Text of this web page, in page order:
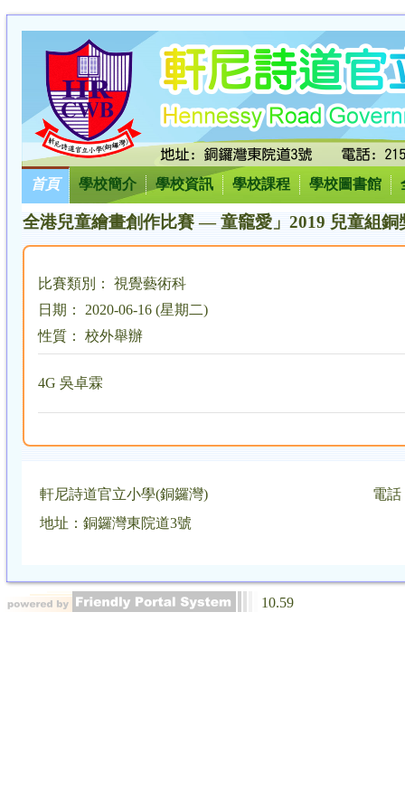
首頁 學校簡介 學校資訊 學校課程 學校圖書館
全港兒童繪畫創作比賽 — 童竉愛」2019 兒童組銅
比賽類別： 視覺藝術科
日期： 2020-06-16 (星期二)
性質： 校外舉辦
4G 吳卓霖
軒尼詩道官立小學(銅鑼灣)
電話
地址：銅鑼灣東院道3號
10.59